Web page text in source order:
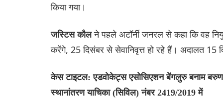
किया गया।
जस्टिस कौलने पहले अटॉर्नी जनरल से कहा कि वह
करेंगे, 25 दिसंबर से सेवानिवृत्त हो रहे हैं। अदालत 15
केस टाइटल: एडवोकेट्स एसोसिएशन बेंगलुरु बनाम बरुण
स्थानांतरण याचिका (सिविल) नंबर 2419/2019 में